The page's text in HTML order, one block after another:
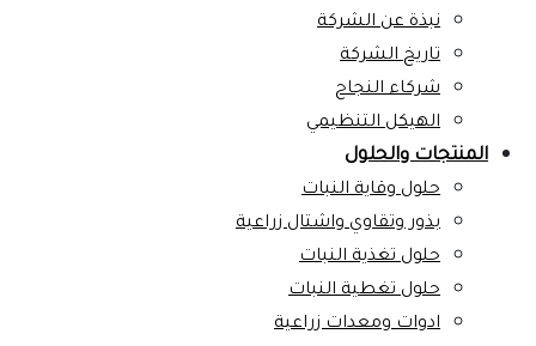
نبذة عن الشركة
تاريخ الشركة
شركاء النجاح
الهيكل التنظيمي
المنتجات والحلول
حلول وقاية النبات
بذور وتقاوي واشتال زراعية
حلول تغذية النبات
حلول تغطية النبات
ادوات ومعدات زراعية